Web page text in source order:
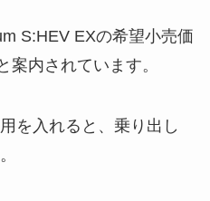
S:HEV EXの希望小売価
案内されています。
を入れると、乗り出し